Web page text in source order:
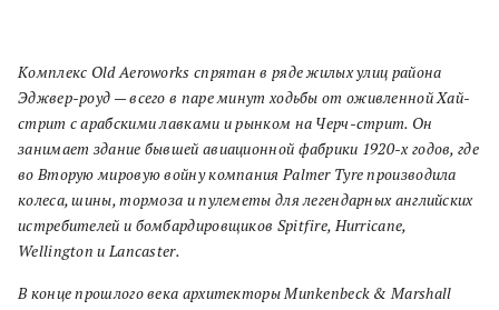
Комплекс Old Aeroworks спрятан в ряде жилых улиц района
Эджвер-роуд — всего в паре минут ходьбы от оживленной Хай-
стрит с арабскими лавками и рынком на Черч-стрит. Он
занимает здание бывшей авиационной фабрики 1920-х годов, где
во Вторую мировую войну компания Palmer Tyre производила
колеса, шины, тормоза и пулеметы для легендарных английских
истребителей и бомбардировщиков Spitfire, Hurricane,
Wellington и Lancaster.
В конце прошлого века архитекторы Munkenbeck & Marshall